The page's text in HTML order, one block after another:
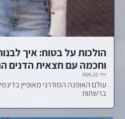
הולכות על בטוח: איך
וחכמה עם חצאית הדנים
יולי 22, 2026
עולם האופנה המודרני מאופיין
ברשתות